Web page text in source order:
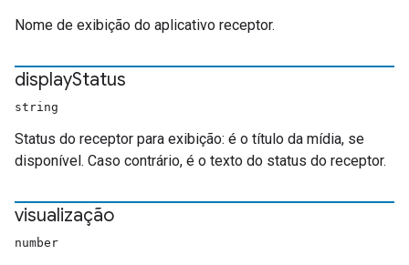
Nome de exibição do aplicativo receptor.
displayStatus
string
Status do receptor para exibição: é o título da mídia, se
disponível. Caso contrário, é o texto do status do receptor.
visualização
number